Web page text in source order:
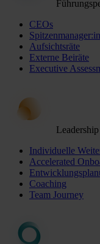
CEOs
Aufsichtsräte
Externe Beiräte
Executive
Individuelle
Accelerated
Coaching
Team Journey